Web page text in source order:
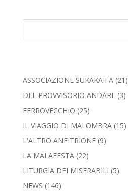
ASSOCIAZIONE SUKAKAIFA(21)
DEL PROVVISORIO ANDARE(3)
FERROVECCHIO (25)
IL VIAGGIO DI MALOMBRA(15)
L'ALTRO ANFITRIONE(9)
LA MALAFESTA(22)
LITURGIA DEI MISERABILI (5)
NEWS (146)